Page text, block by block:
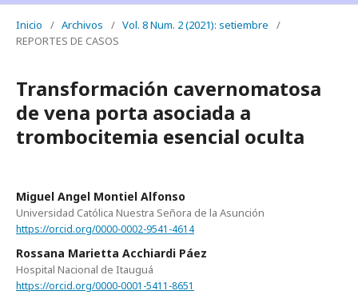
Inicio / Archivos / Vol. 8 Num. 2 (2021): setiembre
/
REPORTES DE CASOS
Transformación cavernomatosa
de vena porta asociada a
trombocitemia esencial oculta
Miguel Angel Montiel Alfonso
Universidad Católica Nuestra Señora de la Asunción
https://orcid.org/0000-0002-9541-4614
Rossana Marietta Acchiardi Páez
Hospital Nacional de Itauguá
https://orcid.org/0000-0001-5411-8651